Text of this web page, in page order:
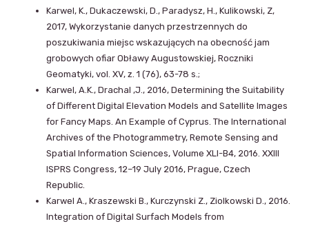
Karwel, K., Dukaczewski, D., Paradysz, H., Kulikowski, Z,
2017, Wykorzystanie danych przestrzennych do
poszukiwania miejsc wskazujących na obecność jam
grobowych ofiar Obławy Augustowskiej, Roczniki
Geomatyki, vol. XV, z. 1 (76), 63-78 s.;
Karwel, A.K., Drachal ,J., 2016, Determining the Suitability
of Different Digital Elevation Models and Satellite Images
for Fancy Maps. An Example of Cyprus. The International
Archives of the Photogrammetry, Remote Sensing and
Spatial Information Sciences, Volume XLI-B4, 2016. XXIII
ISPRS Congress, 12–19 July 2016, Prague, Czech
Republic.
Karwel A., Kraszewski B., Kurczynski Z., Ziolkowski D., 2016.
Integration of Digital Surfach Models from